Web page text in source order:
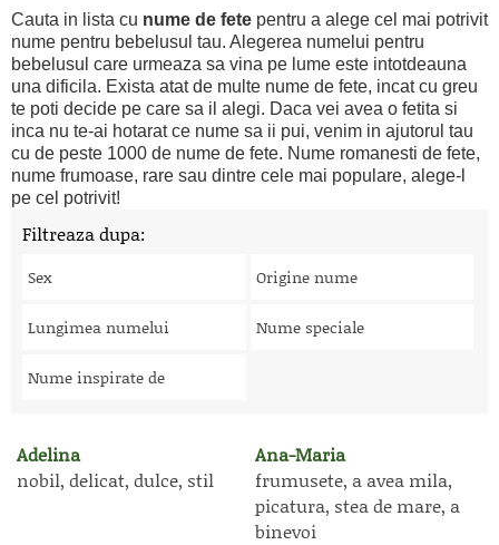
Cauta in lista cu nume de fete pentru a alege cel mai potrivit
nume pentru bebelusul tau. Alegerea numelui pentru
bebelusul care urmeaza sa vina pe lume este intotdeauna
una dificila. Exista atat de multe nume de fete, incat cu greu
te poti decide pe care sa il alegi. Daca vei avea o fetita si
inca nu te-ai hotarat ce nume sa ii pui, venim in ajutorul tau
cu de peste 1000 de nume de fete. Nume romanesti de fete,
nume frumoase, rare sau dintre cele mai populare, alege-l
pe cel potrivit!
Filtreaza dupa:
Sex Origine nume
Lungimea numelui Nume speciale
Nume inspirate de
Adelina
nobil, delicat, dulce, stil
Ana-Maria
frumusete, a avea mila,
picatura, stea de mare, a
binevoi